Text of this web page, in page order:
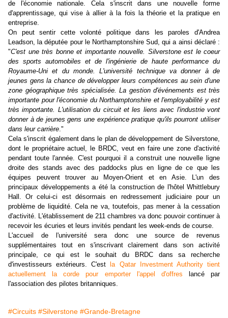
de l'économie nationale. Cela s'inscrit dans une nouvelle forme
d'apprentissage, qui vise à allier à la fois la théorie et la pratique en
entreprise.
On peut sentir cette volonté politique dans les paroles d'Andrea
Leadson, la députée pour le Northamptonshire Sud, qui a ainsi déclaré :
"C'est une très bonne et importante nouvelle. Silverstone est le coeur
des sports automobiles et de l'ingénierie de haute performance du
Royaume-Uni et du monde. L'université technique va donner à de
jeunes gens la chance de développer leurs compétences au sein d'une
zone géographique très spécialisée. La gestion d'événements est très
importante pour l'économie du Northamptonshire et l'employabilité y est
très importante. L'utilisation du circuit et les liens avec l'industrie vont
donner à de jeunes gens une expérience pratique qu'ils pourront utiliser
dans leur carrière."
Cela s'inscrit également dans le plan de développement de Silverstone,
dont le propriétaire actuel, le BRDC, veut en faire une zone d'activité
pendant toute l'année. C'est pourquoi il a construit une nouvelle ligne
droite des stands avec des paddocks plus en ligne de ce que les
équipes peuvent trouver au Moyen-Orient et en Asie. L'un des
principaux développements a été la construction de l'hôtel Whittlebury
Hall. Or celui-ci est désormais en redressement judiciaire pour un
problème de liquidité. Cela ne va, toutefois, pas mener à la cessation
d'activité. L'établissement de 211 chambres va donc pouvoir continuer à
recevoir les écuries et leurs invités pendant les week-ends de course.
L'accueil de l'université sera donc une source de revenus
supplémentaires tout en s'inscrivant clairement dans son activité
principale, ce qui est le souhait du BRDC dans sa recherche
d'investisseurs extérieurs. C'est
la Qatar Investment Authority tient
actuellement la corde pour emporter l'appel d'offres lancé par
l'association des pilotes britanniques.
#Circuits #Silverstone #Grande-Bretagne